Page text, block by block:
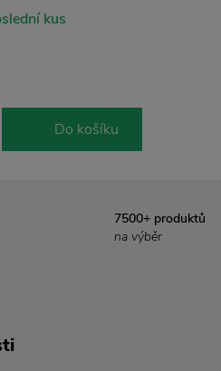
kus
Do košíku
7500+ produktů
na výběr